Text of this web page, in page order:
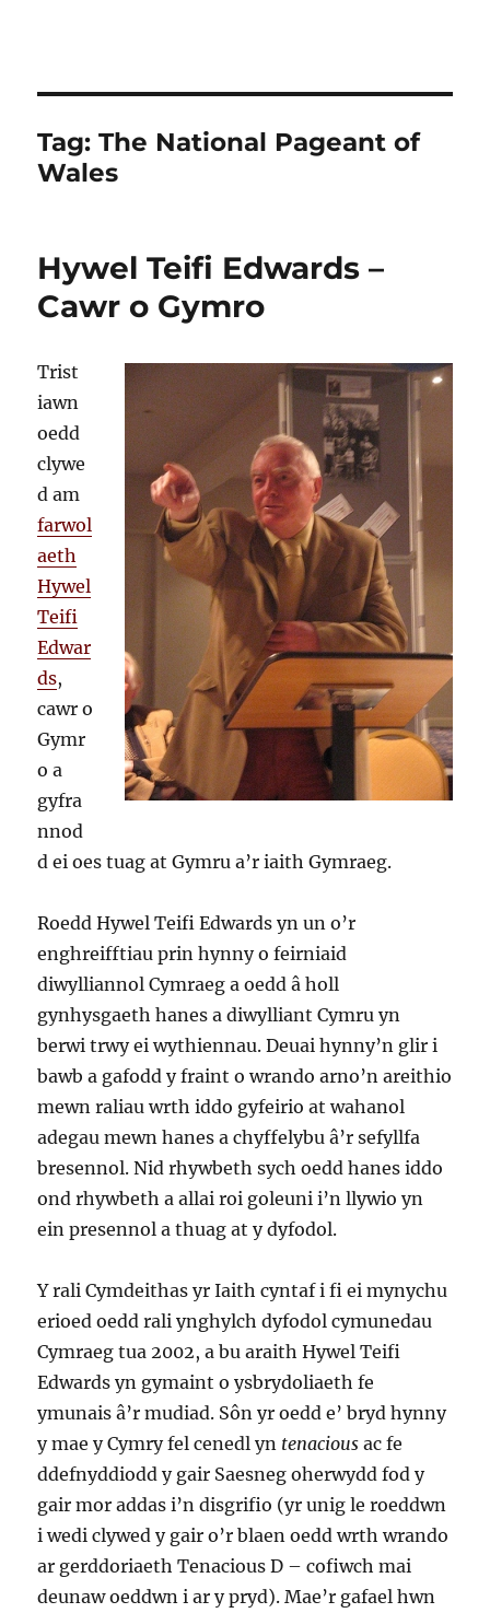
Tag:The National Pageant of
Wales
Hywel Teifi Edwards –
Cawr o Gymro
Trist
iawn
oedd
clywe
d am
farwol
aeth
Hywel
Teifi
Edwar
ds,
cawr o
Gymr
o a
gyfra
nnod
d ei oes tuag at Gymru a’r iaith Gymraeg.
Roedd Hywel Teifi Edwards yn un o’r
enghreifftiau prin hynny o feirniaid
diwylliannol Cymraeg a oedd â holl
gynhysgaeth hanes a diwylliant Cymru yn
berwi trwy ei wythiennau. Deuai hynny’n glir i
bawb a gafodd y fraint o wrando arno’n areithio
mewn raliau wrth iddo gyfeirio at wahanol
adegau mewn hanes a chyffelybu â’r sefyllfa
bresennol. Nid rhywbeth sych oedd hanes iddo
ond rhywbeth a allai roi goleuni i’n llywio yn
ein presennol a thuag at y dyfodol.
Y rali Cymdeithas yr Iaith cyntaf i fi ei mynychu
erioed oedd rali ynghylch dyfodol cymunedau
Cymraeg tua 2002, a bu araith Hywel Teifi
Edwards yn gymaint o ysbrydoliaeth fe
ymunais â’r mudiad. Sôn yr oedd e’ bryd hynny
y mae y Cymry fel cenedl yn tenacious ac fe
ddefnyddiodd y gair Saesneg oherwydd fod y
gair mor addas i’n disgrifio (yr unig le roeddwn
i wedi clywed y gair o’r blaen oedd wrth wrando
ar gerddoriaeth Tenacious D – cofiwch mai
deunaw oeddwn i ar y pryd). Mae’r gafael hwn